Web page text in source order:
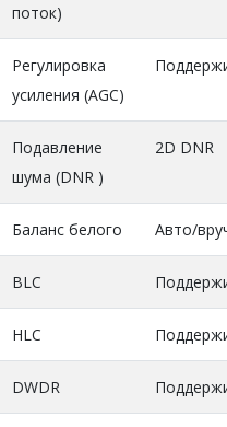
поток)
Регулировка
усиления (AGC)
Подавление
шума (DNR )
2D DNR
Баланс белого Авто/
BLC
HLC
DWDR